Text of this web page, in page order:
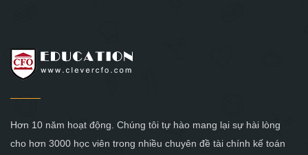
Hơn 10 năm hoạt động. Chúng tôi tự hào mang lại sự hài lòng
cho hơn 3000 học viên trong nhiều chuyên đề tài chính kế toán